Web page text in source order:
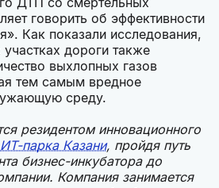
говорить об эффективности
Как показали исследования,
дороги также
выхлопных газов
тем самым вредное
среду.
резидентом инновационного
ИТ-парка Казани, пройдя путь
бизнес-инкубатора до
Компания занимается